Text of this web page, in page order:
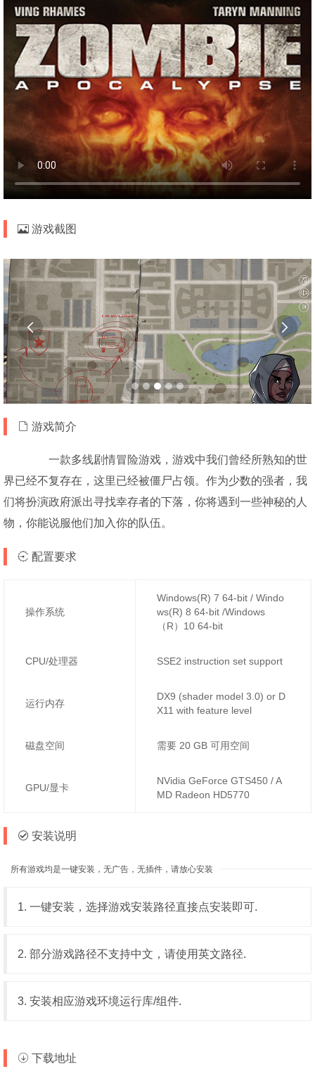
游戏截图
 
游戏简介
一款多线剧情冒险游戏，游戏中我们曾经所熟知的世
界已经不复存在，这里已经被僵尸占领。作为少数的强者，我
们将扮演政府派出寻找幸存者的下落，你将遇到一些神秘的人
物，你能说服他们加入你的队伍。
配置要求
操作系统
Windows(R) 7 64-bit / Windo
ws(R) 8 64-bit /Windows
（R）10 64-bit
CPU/处理器 SSE2 instruction set support
运行内存
DX9 (shader model 3.0) or D
X11 with feature level
磁盘空间 需要 20 GB 可用空间
GPU/显卡
NVidia GeForce GTS450 / A
MD Radeon HD5770
安装说明
所有游戏均是一键安装，无广告，无插件，请放心安装
1. 一键安装，选择游戏安装路径直接点安装即可.
2. 部分游戏路径不支持中文，请使用英文路径.
3. 安装相应游戏环境运行库/组件.
下载地址